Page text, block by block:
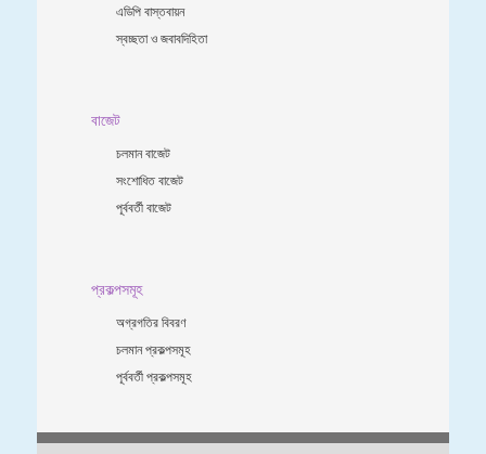
এডিপি বাস্তবায়ন
স্বচ্ছতা ও জবাবদিহিতা
বাজেট
চলমান বাজেট
সংশোধিত বাজেট
পূর্ববর্তী বাজেট
প্রকল্পসমূহ
অগ্রগতির বিবরণ
চলমান প্রকল্পসমূহ
পূর্ববর্তী প্রকল্পসমূহ